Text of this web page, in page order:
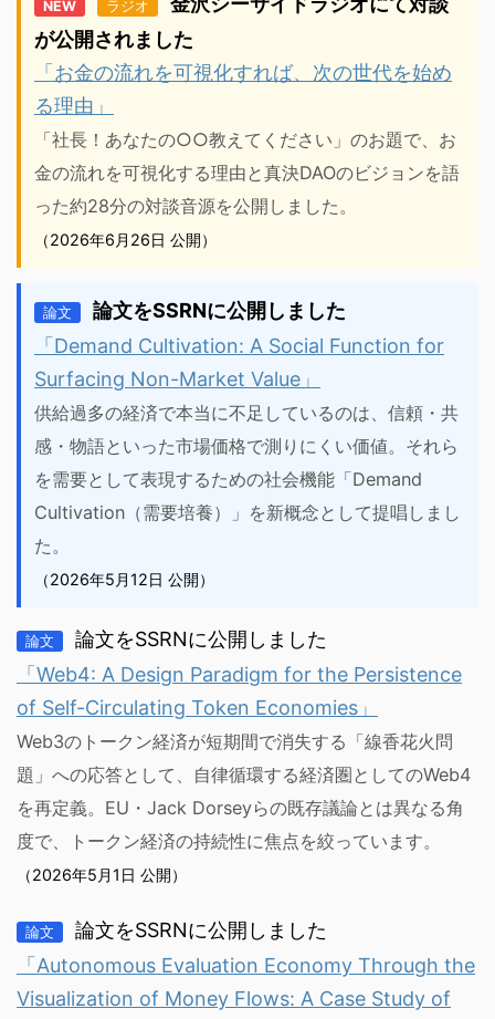
NEW ラジオ
が公開されました
「お金の流れを可視化すれば、次の世代を始め
る理由」
「社長！あなたの○○教えてください」のお題で、お
金の流れを可視化する理由と真決DAOのビジョンを語
った約28分の対談音源を公開しました。
（2026年6月26日 公開）
論文
論文をSSRNに公開しました
「Demand Cultivation: A Social Function for
Surfacing Non-Market Value」
供給過多の経済で本当に不足しているのは、信頼・共
感・物語といった市場価格で測りにくい価値。それら
を需要として表現するための社会機能「Demand
Cultivation（需要培養）」を新概念として提唱しまし
た。
（2026年5月12日 公開）
論文
論文をSSRNに公開しました
「Web4: A Design Paradigm for the Persistence
of Self-Circulating Token Economies」
Web3のトークン経済が短期間で消失する「線香花火問
題」への応答として、自律循環する経済圏としてのWeb4
を再定義。EU・Jack Dorseyらの既存議論とは異なる角
度で、トークン経済の持続性に焦点を絞っています。
（2026年5月1日 公開）
論文
論文をSSRNに公開しました
「Autonomous Evaluation Economy Through the
Visualization of Money Flows: A Case Study of